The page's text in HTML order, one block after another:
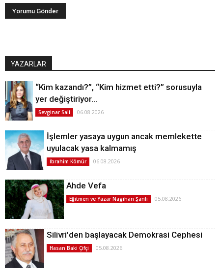
YAZARLAR
“Kim kazandı?”, “Kim hizmet etti?” sorusuyla
yer değiştiriyor…
Sevginar Sali 06.08.2026
İşlemler yasaya uygun ancak memlekette
uyulacak yasa kalmamış
İbrahim Kömür 06.08.2026
Ahde Vefa
Eğitmen ve Yazar Nagihan Şanlı 05.08.2026
Silivri'den başlayacak Demokrasi Cephesi
Hasan Baki Çifçi 05.08.2026